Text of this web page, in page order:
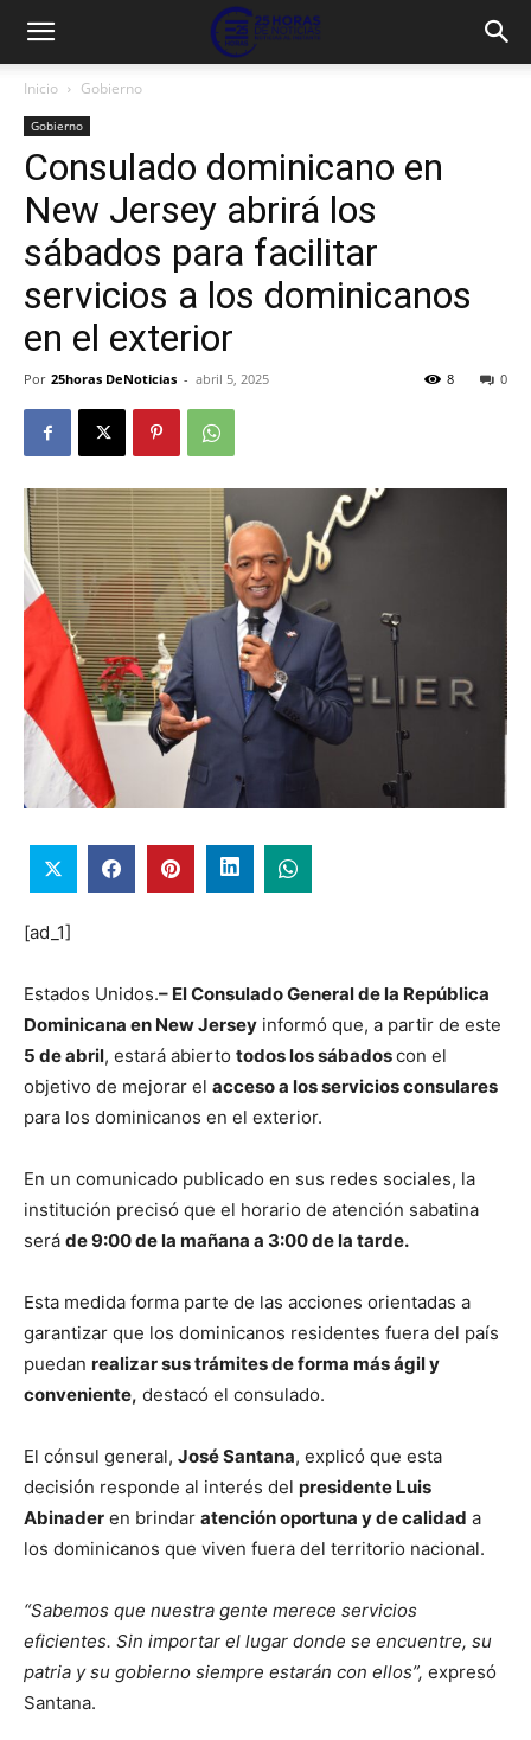
Inicio Gobierno
Gobierno
Consulado dominicano en
New Jersey abrirá los
sábados para facilitar
servicios a los dominicanos
en el exterior
Por 25horas DeNoticias - abril 5, 2025 0
8
[ad_1]
Estados Unidos.– El Consulado General de la República
Dominicana en New Jersey informó que, a partir de este
5 de abril, estará abierto todos los sábadoscon el
objetivo de mejorar el acceso a los servicios consulares
para los dominicanos en el exterior.
En un comunicado publicado en sus redes sociales, la
institución precisó que el horario de atención sabatina
será de 9:00 de la mañana a 3:00 de la tarde.
Esta medida forma parte de las acciones orientadas a
garantizar que los dominicanos residentes fuera del país
puedan realizar sus trámites de forma más ágil y
conveniente, destacó el consulado.
El cónsul general, José Santana, explicó que esta
decisión responde al interés del presidente Luis
Abinader en brindar atención oportuna y de calidad a
los dominicanos que viven fuera del territorio nacional.
“Sabemos que nuestra gente merece servicios
eficientes. Sin importar el lugar donde se encuentre, su
patria y su gobierno siempre estarán con ellos”, expresó
Santana.